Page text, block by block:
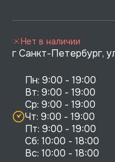
г Санкт-Петербург,
Пн: 9:00 - 19:00
Вт: 9:00 - 19:00
Ср: 9:00 - 19:00
Чт: 9:00 - 19:00
Пт: 9:00 - 19:00
Сб: 10:00 - 18:00
Нет в наличии